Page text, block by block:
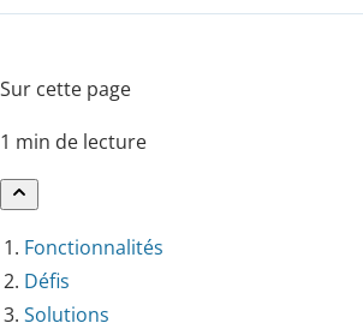
Sur cette page
1 min de lecture
Fonctionnalités
Défis
Solutions